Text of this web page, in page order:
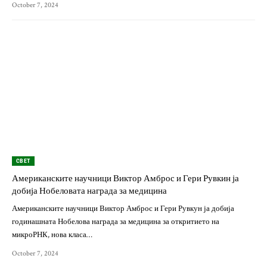
October 7, 2024
СВЕТ
Американските научници Виктор Амброс и Гери Рувкин ја
добија Нобеловата награда за медицина
Американските научници Виктор Амброс и Гери Рувкун ја добија
годинашната Нобелова награда за медицина за откритието на
микроРНК, нова класа…
October 7, 2024